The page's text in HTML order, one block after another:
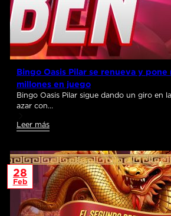
Bingo Oasis Pilar se renueva y pone
millones en juego
Bingo Oasis Pilar sigue dando un giro en
azar con…
Leer más
28
Feb